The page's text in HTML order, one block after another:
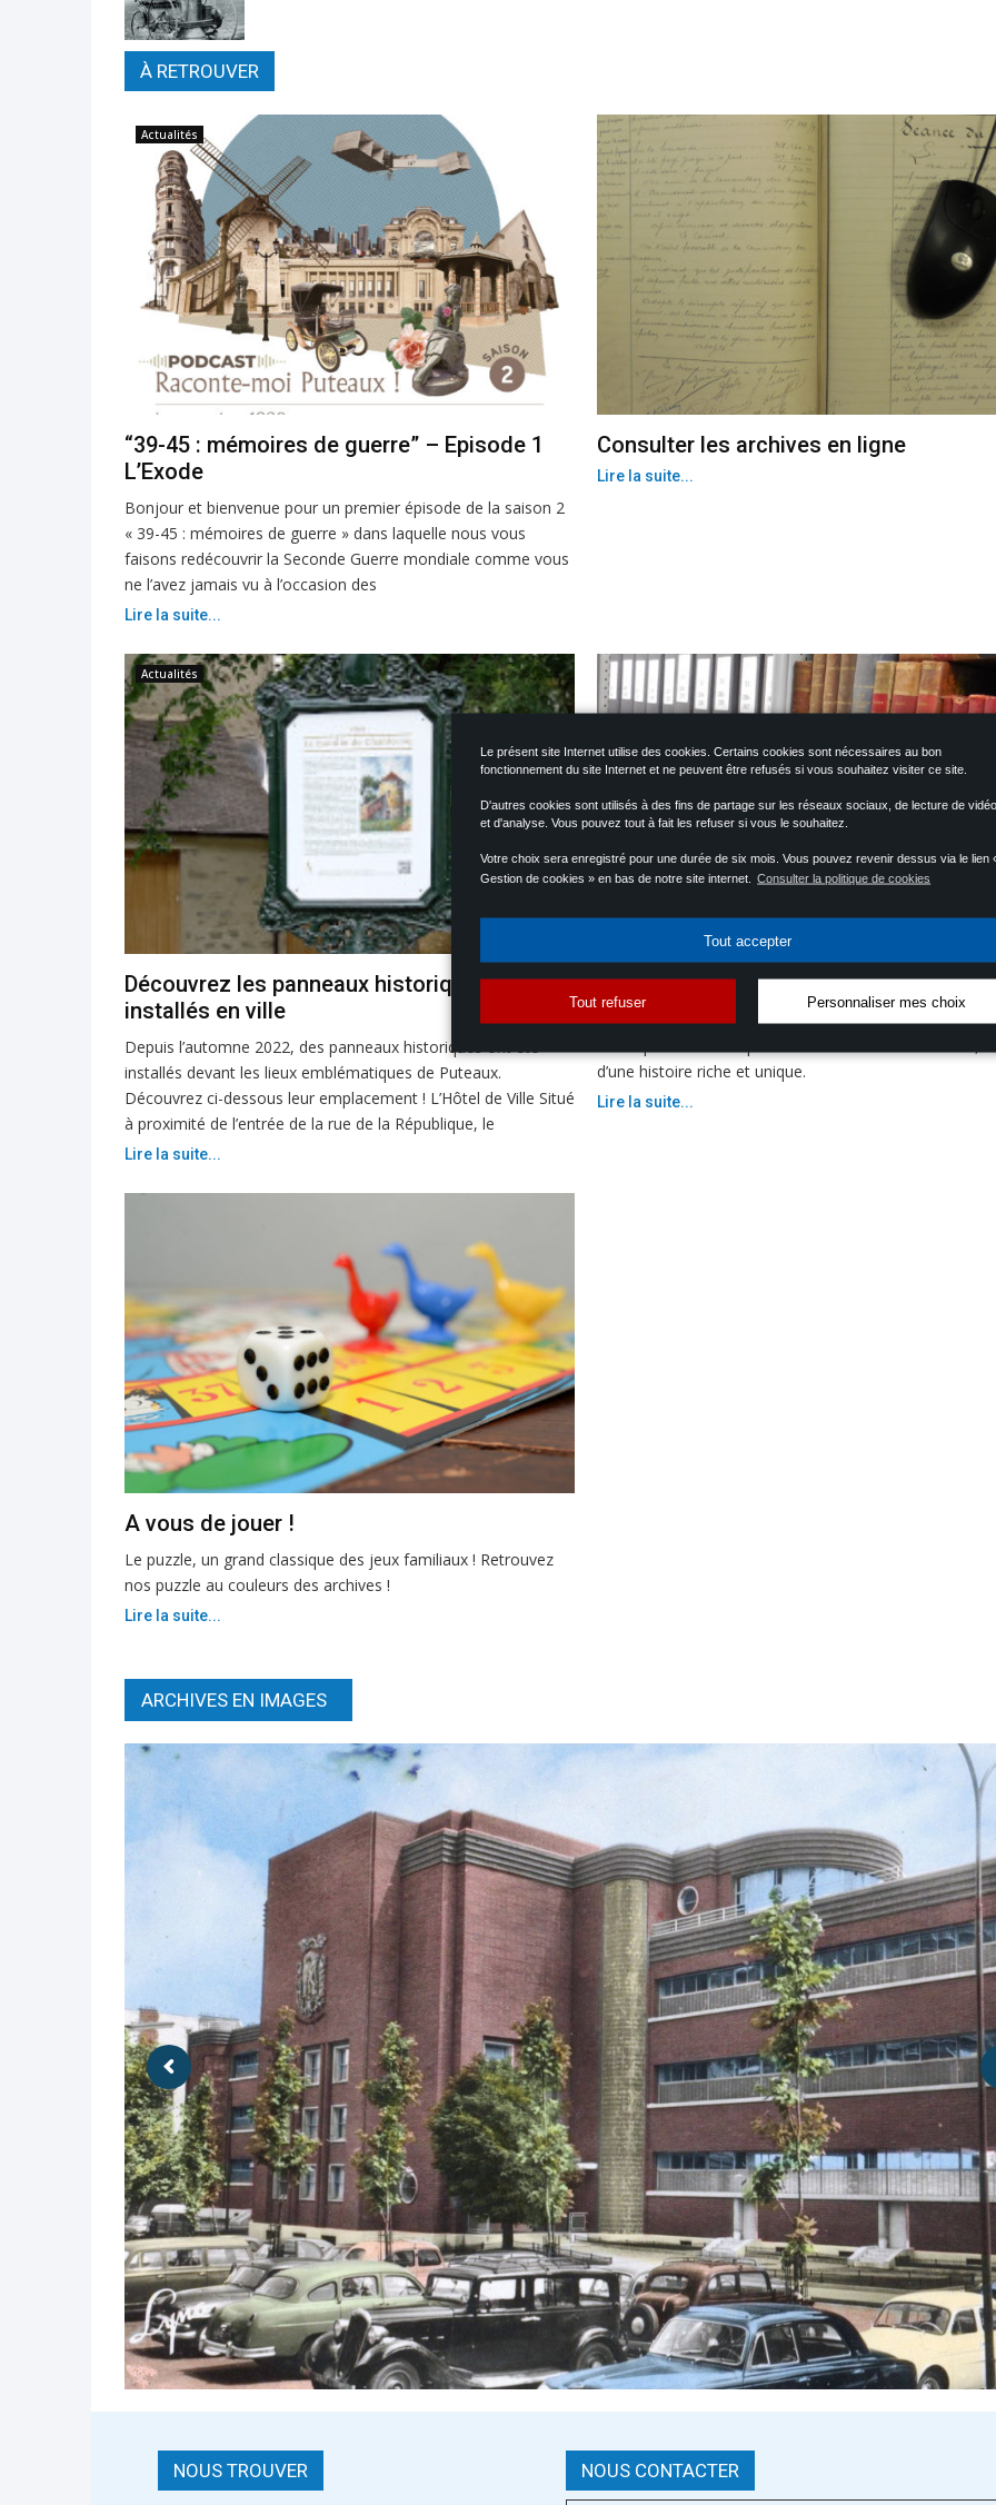
Le présent site Internet utilise des cookies. Certains cookies sont nécessaires au bon
fonctionnement du site Internet et ne peuvent être refusés si vous souhaitez visiter ce site.
D'autres cookies sont utilisés à des fins de partage sur les réseaux sociaux, de lecture de
et d'analyse. Vous pouvez tout à fait les refuser si vous le souhaitez.
Votre choix sera enregistré pour une durée de six mois. Vous pouvez revenir dessus via le lien
Gestion de cookies » en bas de notre site internet.
Consulter la politique de cookies
Tout accepter
Tout refuser Personnaliser mes choix
À RETROUVER
Actualités
“39-45 : mémoires de guerre” – Episode 1
L’Exode
Bonjour et bienvenue pour un premier épisode de la saison 2
« 39-45 : mémoires de guerre » dans laquelle nous vous
faisons redécouvrir la Seconde Guerre mondiale comme vous
ne l’avez jamais vu à l’occasion des
Lire la suite...
Consulter les archives en ligne
Lire la suite...
Actualités
Découvrez les panneaux historiques
installés en ville
Depuis l’automne 2022, des panneaux historiques ont été
installés devant les lieux emblématiques de Puteaux.
Découvrez ci-dessous leur emplacement ! L’Hôtel de Ville Situé
à proximité de l’entrée de la rue de la République, le
Lire la suite...
Nos missions
Encore peu connu du grand public, le service des
d’une histoire riche et unique.
Lire la suite...
A vous de jouer !
Le puzzle, un grand classique des jeux familiaux ! Retrouvez
nos puzzle au couleurs des archives !
Lire la suite...
ARCHIVES EN IMAGES
NOUS TROUVER NOUS CONTACTER